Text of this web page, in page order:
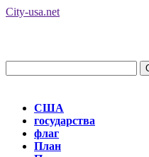
City-usa.net
США
государства
флаг
План